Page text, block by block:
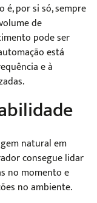
é, por si só, sempre
de
pode ser
está
e à
natural em
consegue lidar
no momento e
no ambiente.